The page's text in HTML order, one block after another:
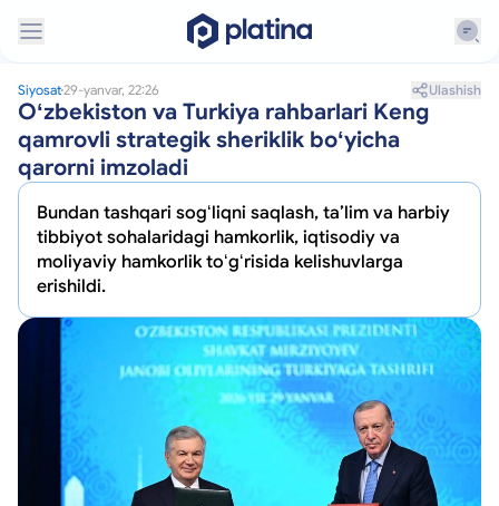
Siyosat29-yanvar, 22:26 Ulashish
Oʻzbekiston va Turkiya rahbarlari Keng
qamrovli strategik sheriklik boʻyicha
qarorni imzoladi
Bundan tashqari sogʻliqni saqlash, taʼlim va harbiy
tibbiyot sohalaridagi hamkorlik, iqtisodiy va
moliyaviy hamkorlik toʻgʻrisida kelishuvlarga
erishildi.